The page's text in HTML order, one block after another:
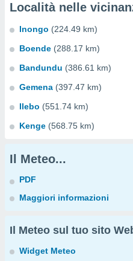
Località nelle
Inongo (224.49 km)
Boende (288.17 km)
Bandundu (386.61 km)
Gemena (397.47 km)
Ilebo (551.74 km)
Kenge (568.75 km)
Il Meteo...
PDF
Maggiori informazioni
Il Meteo sul tuo sito
Widget Meteo